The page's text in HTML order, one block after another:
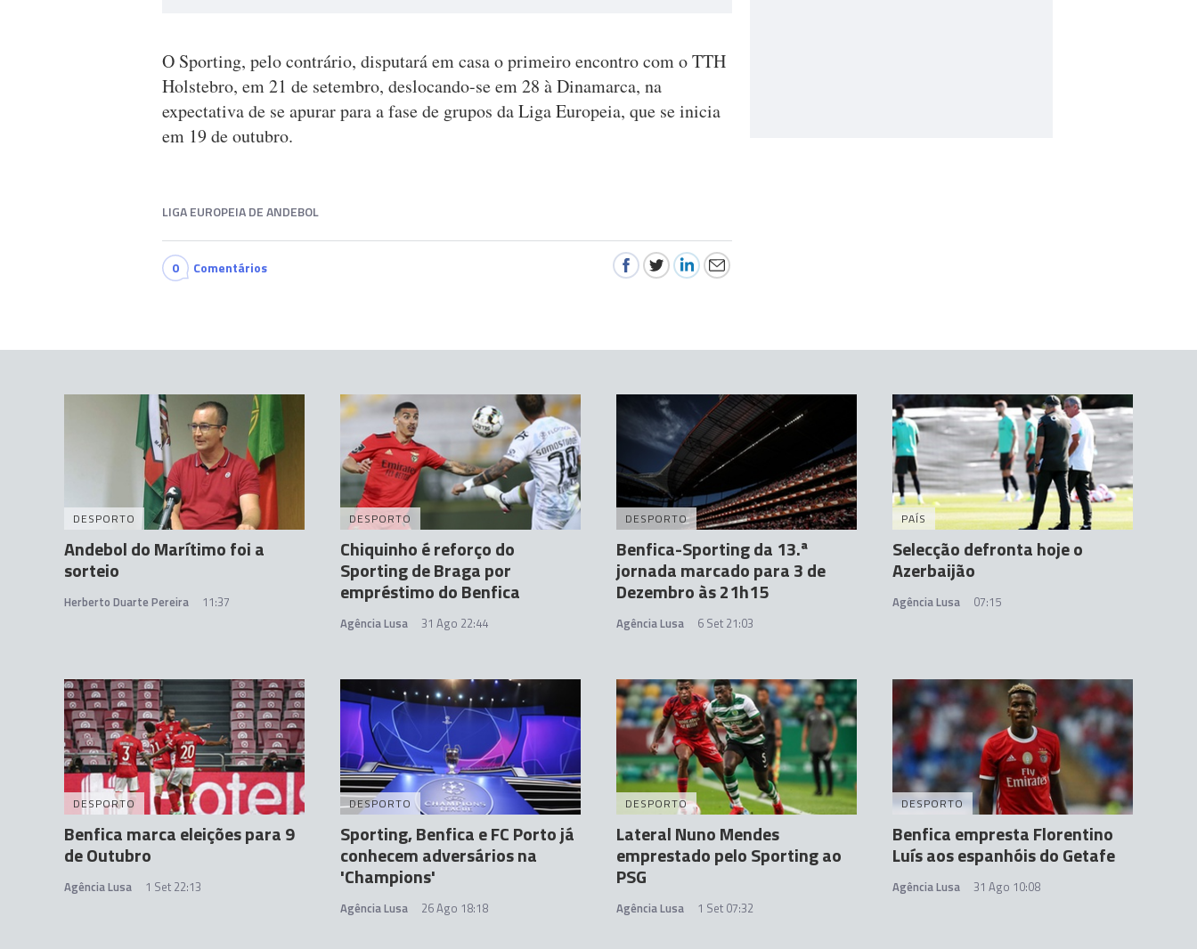
O Sporting, pelo contrário, disputará em casa o primeiro encontro com o TTH
Holstebro, em 21 de setembro, deslocando-se em 28 à Dinamarca, na
expectativa de se apurar para a fase de grupos da Liga Europeia, que se inicia
em 19 de outubro.
LIGA EUROPEIA DE ANDEBOL
0 Comentários
DESPORTO
Andebol do Marítimo foi a
sorteio
Herberto Duarte Pereira 11:37
DESPORTO
Chiquinho é reforço do
Sporting de Braga por
empréstimo do Benfica
Agência Lusa 31 Ago 22:44
DESPORTO
Benfica-Sporting da 13.ª
jornada marcado para 3 de
Dezembro às 21h15
Agência Lusa 6 Set 21:03
PAÍS
Selecção defronta hoje o
Azerbaijão
Agência Lusa 07:15
DESPORTO
Benfica marca eleições para 9
de Outubro
Agência Lusa 1 Set 22:13
DESPORTO
Sporting, Benfica e FC Porto já
conhecem adversários na
'Champions'
Agência Lusa 26 Ago 18:18
DESPORTO
Lateral Nuno Mendes
emprestado pelo Sporting ao
PSG
Agência Lusa 1 Set 07:32
DESPORTO
Benfica empresta Florentino
Luís aos espanhóis do Getafe
Agência Lusa 31 Ago 10:08